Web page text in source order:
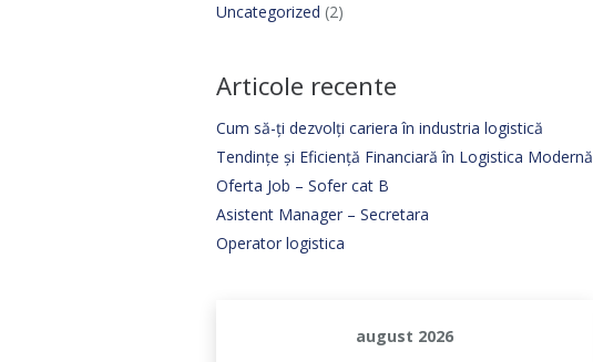
Uncategorized (2)
Articole recente
Cum să-ți dezvolți cariera în industria logistică
Tendințe și Eficiență Financiară în Logistica Modernă
Oferta Job – Sofer cat B
Asistent Manager – Secretara
Operator logistica
august 2026